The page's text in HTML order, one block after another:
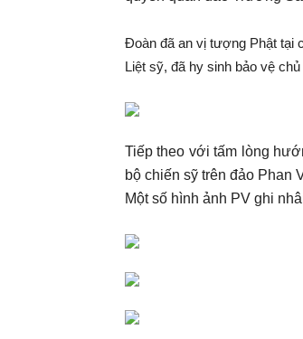
Đoàn đã an vị tượng Phật tại
Liệt sỹ, đã hy sinh bảo vệ
Tiếp theo với tấm lòng
bộ chiến sỹ trên đảo Phan
Một số hình ảnh PV ghi